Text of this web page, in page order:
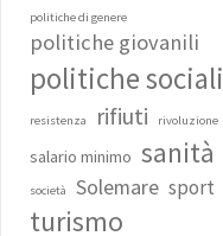
politiche di genere
politiche giovanili
politiche sociali
resistenza rifiuti rivoluzione
salario minimo sanità
società Solemare sport
turismo